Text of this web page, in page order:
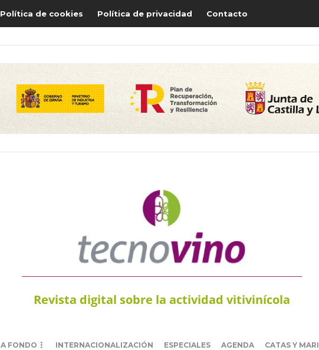
Política de cookies Política de privacidad Contacto
Revista digital sobre la actividad vitivinícola
A FONDO INTERNACIONALIZACIÓN ESPECIALES AGENDA CATAS Y